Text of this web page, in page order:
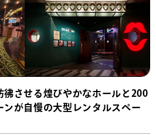
彿させる煌びやかなホールと200
ンが自慢の大型レンタルスペー